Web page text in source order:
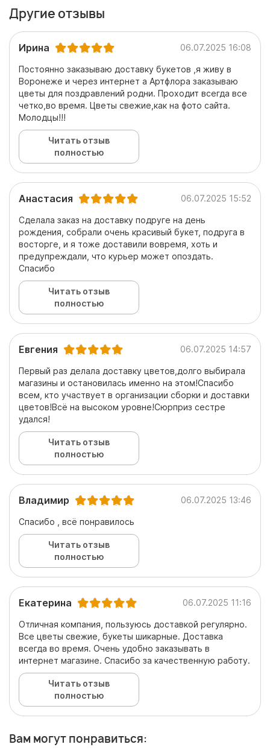
Другие отзывы
Ирина 06.07.2025 16:08
Постоянно заказываю доставку букетов ,я живу в
Воронеже и через интернет а Артфлора заказываю
цветы для поздравлений родни. Проходит всегда все
четко,во время. Цветы свежие,как на фото сайта.
Молодцы!!!
Читать отзыв
полностью
Анастасия 06.07.2025 15:52
Сделала заказ на доставку подруге на день
рождения, собрали очень красивый букет, подруга в
восторге, и я тоже доставили вовремя, хоть и
предупреждали, что курьер может опоздать.
Спасибо
Читать отзыв
полностью
Евгения 06.07.2025 14:57
Первый раз делала доставку цветов,долго выбирала
магазины и остановилась именно на этом!Спасибо
всем, кто участвует в организации сборки и доставки
цветов!Всё на высоком уровне!Сюрприз сестре
удался!
Читать отзыв
полностью
Владимир 06.07.2025 13:46
Спасибо , всё понравилось
Читать отзыв
полностью
Екатерина 06.07.2025 11:16
Отличная компания, пользуюсь доставкой регулярно.
Все цветы свежие, букеты шикарные. Доставка
всегда во время. Очень удобно заказывать в
интернет магазине. Спасибо за качественную работу.
Читать отзыв
полностью
Вам могут понравиться: